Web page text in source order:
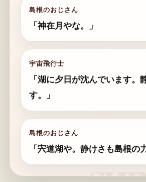
島根のおじさん
「神在月やな。」
宇宙飛行士
「湖に夕日が沈んでいます。
す。」
島根のおじさん
「宍道湖や。静けさも島根の